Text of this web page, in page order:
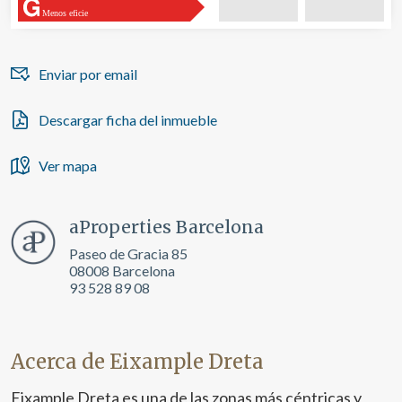
Menos eficie
Enviar por email
Descargar ficha del inmueble
Ver mapa
aProperties Barcelona
Paseo de Gracia 85
08008 Barcelona
93 528 89 08
Acerca de Eixample Dreta
Eixample Dreta es una de las zonas más céntricas y
de navegación en el sitio web y mostrar publicidad